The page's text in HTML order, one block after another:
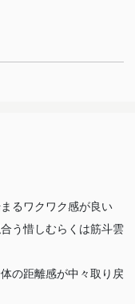
るワクワク感が良い
う惜しむらくは筋斗雲
の距離感が中々取り戻